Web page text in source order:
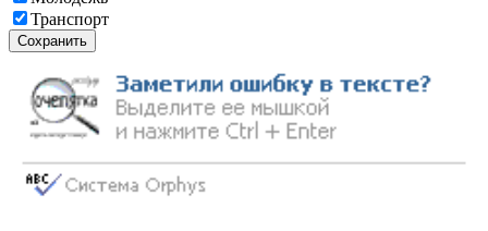
Транспорт
Сохранить